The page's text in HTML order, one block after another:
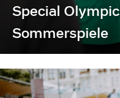
Special
Sommerspiele